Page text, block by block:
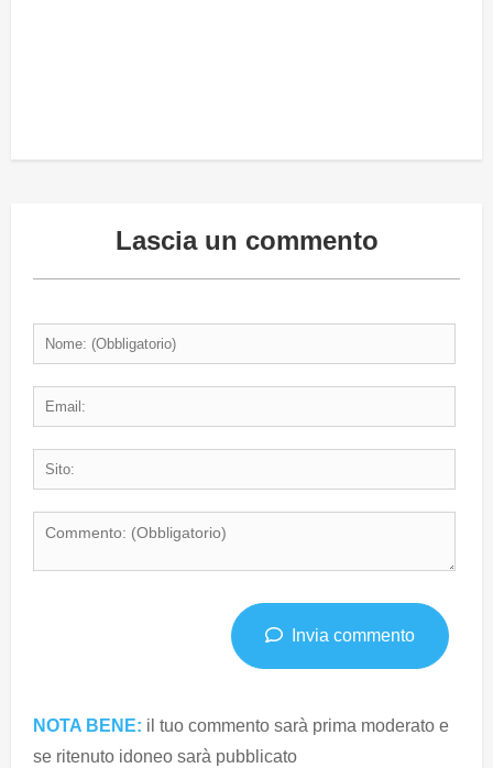
Lascia un commento
Invia commento
NOTA BENE: il tuo commento sarà prima moderato e
se ritenuto idoneo sarà pubblicato